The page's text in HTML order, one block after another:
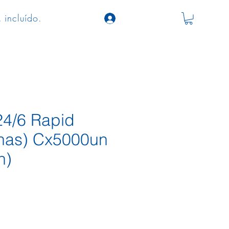
incluído.
6 Rapid
Cx5000un